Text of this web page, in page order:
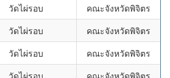
วัดไผ่รอบ
คณะจังหวัดพิจิตร
วัดไผ่รอบ
คณะจังหวัดพิจิตร
วัดไผ่รอบ
คณะจังหวัดพิจิตร
วัดไผ่รอบ
คณะจังหวัดพิจิตร